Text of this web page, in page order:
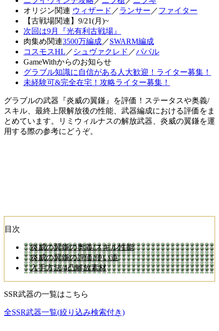
オリジン関連 ウィザード ／ランサー ／ファイター
【古戦場関連】9/21(月)~
次回は9月『光有利古戦場』
肉集め関連3500万編成／SWARM編成
コスモスHL ／ シュヴァクレド ／パパル
GameWithからのお知らせ
グラブル知識に自信がある人大歓迎！ライター募集！
未経験可&完全在宅！攻略ライター募集！
グラブルの武器『炎威の翼鎌』を評価！ステータスや奥義/
スキル、最終上限解放後の性能、武器編成における評価をま
とめています。リミウィルナスの解放武器、炎威の翼鎌を運
用する際の参考にどうぞ。
目次
炎威の翼鎌の奥義/スキル性能
炎威の翼鎌の評価/使い道
入手方法/4凸解放素材
SSR武器の一覧はこちら
全SSR武器一覧(絞り込み検索付き)